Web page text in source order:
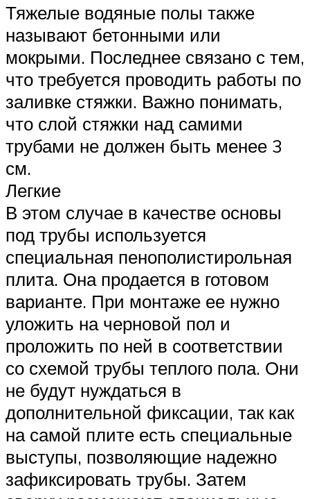
Тяжелые водяные полы также
называют бетонными или
мокрыми. Последнее связано с тем,
что требуется проводить работы по
заливке стяжки. Важно понимать,
что слой стяжки над самими
трубами не должен быть менее 3
см.
Легкие
В этом случае в качестве основы
под трубы используется
специальная пенополистирольная
плита. Она продается в готовом
варианте. При монтаже ее нужно
уложить на черновой пол и
проложить по ней в соответствии
со схемой трубы теплого пола. Они
не будут нуждаться в
дополнительной фиксации, так как
на самой плите есть специальные
выступы, позволяющие надежно
зафиксировать трубы. Затем